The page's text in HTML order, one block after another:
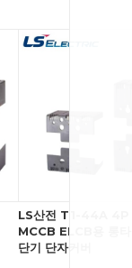
LS산전 T1-44A 4P
MCCB ELCB용 롱
단기 단자커버